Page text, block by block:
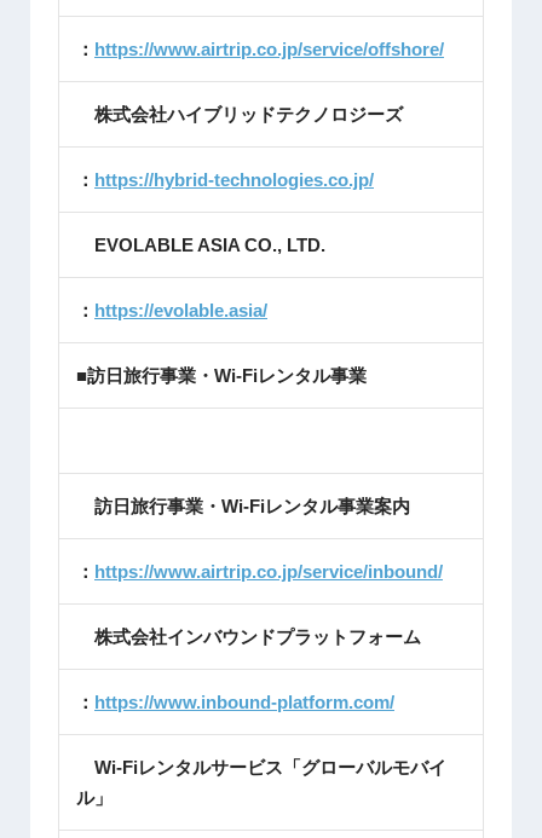
： https://www.airtrip.co.jp/service/offshore/
株式会社ハイブリッドテクノロジーズ
： https://hybrid-technologies.co.jp/
EVOLABLE ASIA CO., LTD.
： https://evolable.asia/
■訪日旅行事業・Wi-Fiレンタル事業
訪日旅行事業・Wi-Fiレンタル事業案内
： https://www.airtrip.co.jp/service/inbound/
株式会社インバウンドプラットフォーム
： https://www.inbound-platform.com/
Wi-Fiレンタルサービス「グローバルモバイ
ル」